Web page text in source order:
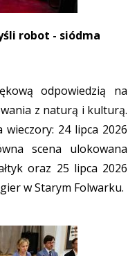
robot - siódma
odpowiedzią na
z naturą i kulturą.
24 lipca 2026
scena ulokowana
oraz 25 lipca 2026
w Starym Folwarku.